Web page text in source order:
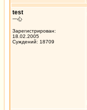
test
一心
Зарегистрирован:
18.02.2005
Суждений: 18709